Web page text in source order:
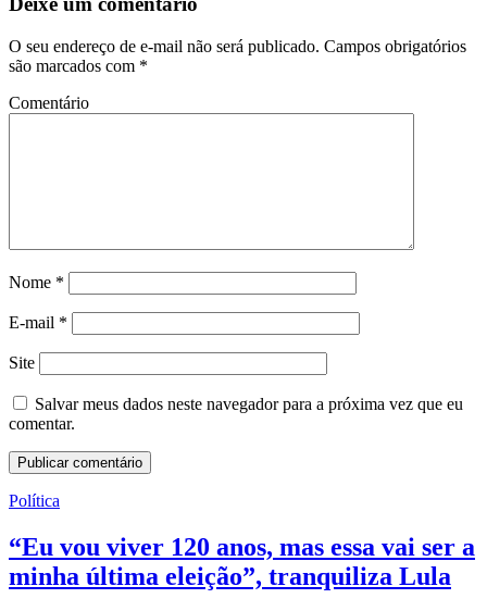
O seu endereço de e-mail não será publicado. Campos obrigatórios
são marcados com *
Comentário
Nome *
E-mail *
Site
Salvar meus dados neste navegador para a próxima vez que eu
comentar.
Política
“Eu vou viver 120 anos, mas essa vai ser a
minha última eleição”, tranquiliza Lula